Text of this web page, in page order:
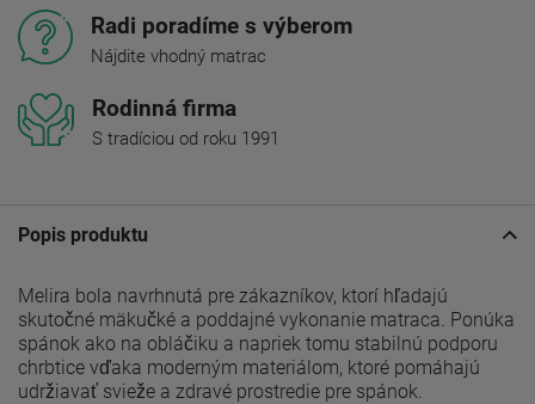
Radi poradíme s výberom
Nájdite vhodný matrac
Rodinná firma
S tradíciou od roku 1991
Popis produktu
Melira bola navrhnutá pre zákazníkov, ktorí hľadajú
skutočné mäkučké a poddajné vykonanie matraca. Ponúka
spánok ako na obláčiku a napriek tomu stabilnú podporu
chrbtice vďaka moderným materiálom, ktoré pomáhajú
udržiavať svieže a zdravé prostredie pre spánok.